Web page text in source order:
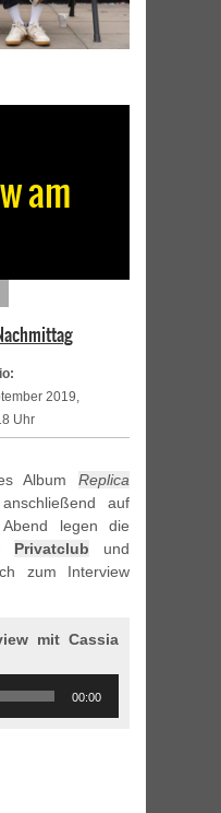
am
2019,
Uhr
AlbumReplica
auf
legen die
Privatclub und
zum Interview
mit Cassia
00:00